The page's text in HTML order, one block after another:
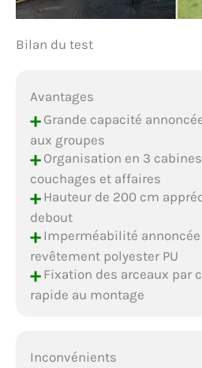
Bilan du test
Avantages
+Grande capacité
aux groupes
+Organisation en 3
couchages et affaires
+Hauteur de 200 cm
debout
+Imperméabilité
revêtement polyester PU
+Fixation des arceaux par
rapide au montage
Inconvénients